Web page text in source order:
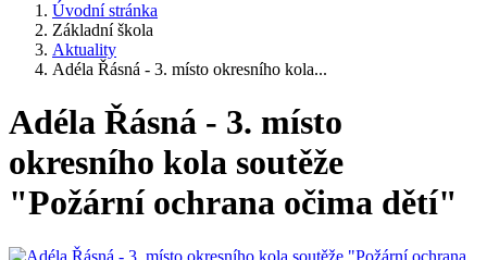
Úvodní stránka
Základní škola
Aktuality
Adéla Řásná - 3. místo okresního kola...
Adéla Řásná - 3. místo
okresního kola soutěže
"Požární ochrana očima dětí"